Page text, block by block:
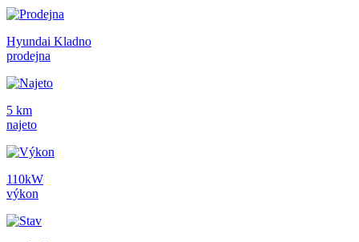
Hyundai Kladno
prodejna
5 km
najeto
110kW
výkon